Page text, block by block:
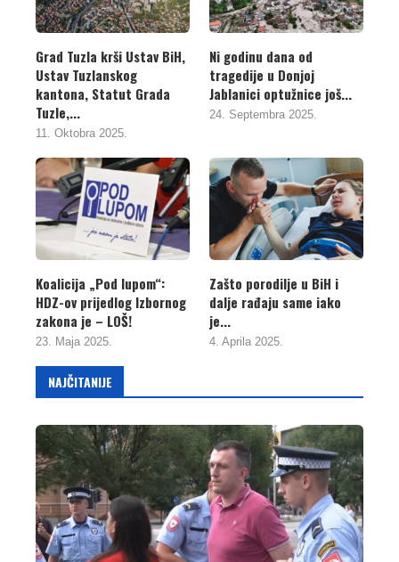
Grad Tuzla krši Ustav BiH,
Ustav Tuzlanskog
kantona, Statut Grada
Tuzle,...
11. Oktobra 2025.
Ni godinu dana od
tragedije u Donjoj
Jablanici optužnice još...
24. Septembra 2025.
Koalicija „Pod lupom“:
HDZ-ov prijedlog Izbornog
zakona je – LOŠ!
23. Maja 2025.
Zašto porodilje u BiH i
dalje rađaju same iako
je...
4. Aprila 2025.
NAJČITANIJE